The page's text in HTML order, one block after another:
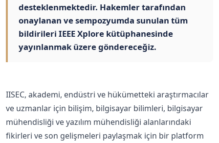
desteklenmektedir. Hakemler tarafından
onaylanan ve sempozyumda sunulan tüm
bildirileri IEEE Xplore kütüphanesinde
yayınlanmak üzere göndereceğiz.
IISEC, akademi, endüstri ve hükümetteki araştırmacılar
ve uzmanlar için bilişim, bilgisayar bilimleri, bilgisayar
mühendisliği ve yazılım mühendisliği alanlarındaki
fikirleri ve son gelişmeleri paylaşmak için bir platform